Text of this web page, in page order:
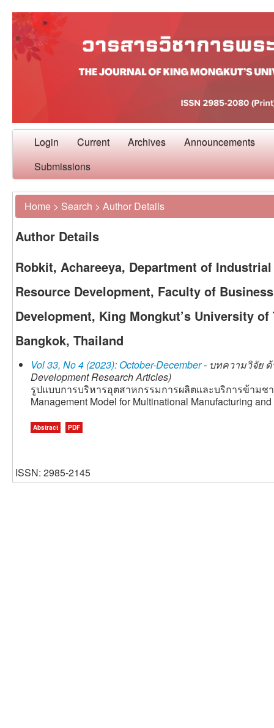
Login Current Archives Announcements
Submissions
Home > Search > Author Details
Author Details
Robkit, Achareeya, Department of
Resource Development, Faculty of
Development, King Mongkut’s University
Bangkok, Thailand
Vol 33, No 4 (2023): October-December- บทความวิจัย
Development Research Articles)
รูปแบบการบริหารอุตสาหกรรมการผลิตและบริการข้ามช
Management Model for Multinational Manufacturing
Abstract PDF
ISSN: 2985-2145